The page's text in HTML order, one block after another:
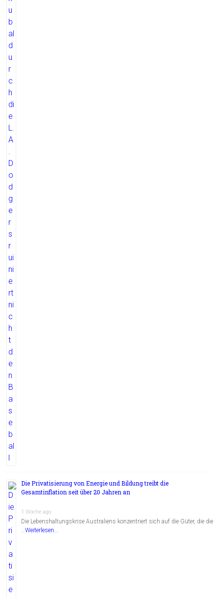
Die Privatisierung von Energie und Bildung treibt die
Gesamtinflation seit über 20 Jahren an
1 Woche ago
Die Lebenshaltungskrise Australiens konzentriert sich auf die Güter, die die
…Weiterlesen...